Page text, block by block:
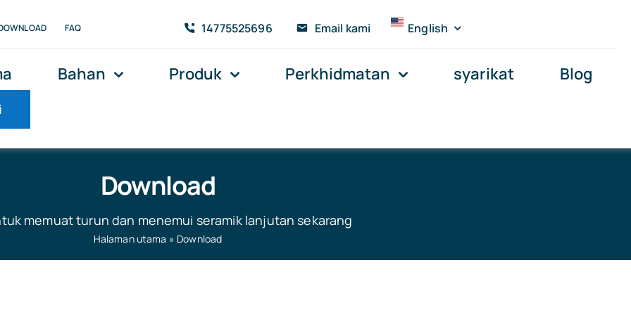
FAQ 14775525696 Email kami English
Bahan Produk Perkhidmatan syarikat Blog
Download
memuat turun dan menemui seramik lanjutan sekarang
Halaman utama » Download